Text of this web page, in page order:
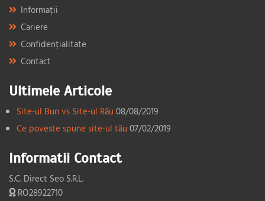
Informații
Cariere
Confidențialitate
Contact
Ultimele Articole
Site-ul Bun vs Site-ul Rău 08/08/2019
Ce poveste spune site-ul tău 07/02/2019
Informatii Contact
S.C. Direct Seo S.R.L.
RO28922710